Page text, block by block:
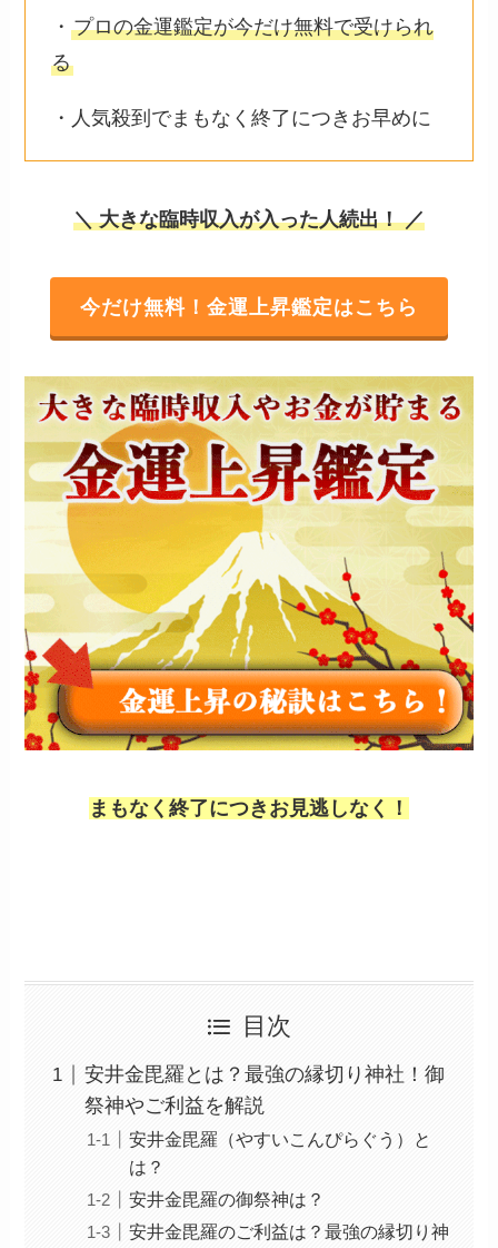
・ プロの金運鑑定が今だけ無料で受けられ
る
・人気殺到でまもなく終了につきお早めに
＼ 大きな臨時収入が入った人続出！ ／
今だけ無料！金運上昇鑑定はこちら
まもなく終了につきお見逃しなく！
目次
安井金毘羅とは？最強の縁切り神社！御
祭神やご利益を解説
安井金毘羅（やすいこんぴらぐう）と
は？
安井金毘羅の御祭神は？
安井金毘羅のご利益は？最強の縁切り神